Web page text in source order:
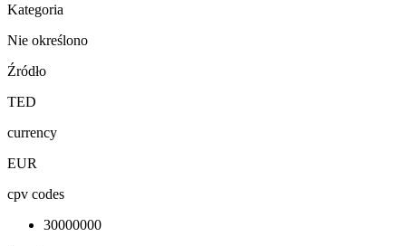
Kategoria
Nie określono
Źródło
TED
currency
EUR
cpv codes
30000000